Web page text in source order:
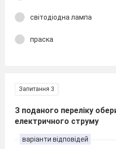
світодіодна лампа
праска
Запитання 3
З поданого переліку
електричного струму
варіанти відповідей